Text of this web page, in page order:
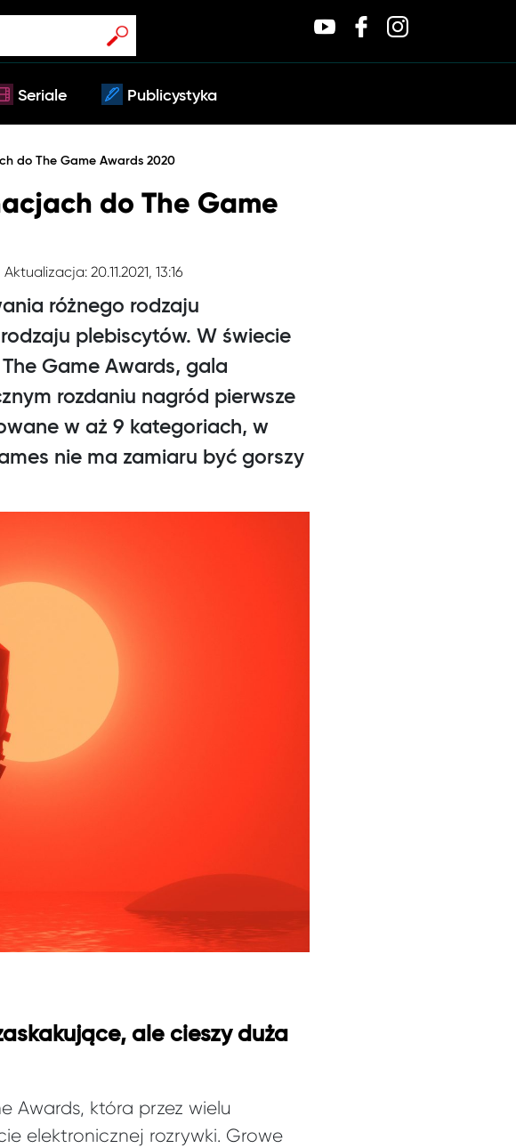
Seriale Publicystyka
do The Game Awards 2020
do The Game
Aktualizacja: 20.11.2021, 13:16
różnego rodzaju
plebiscytów. W świecie
Game Awards, gala
rozdaniu nagród pierwsze
w aż 9 kategoriach, w
nie ma zamiaru być gorszy
ale cieszy duża
Awards, która przez wielu
elektronicznej rozrywki. Growe